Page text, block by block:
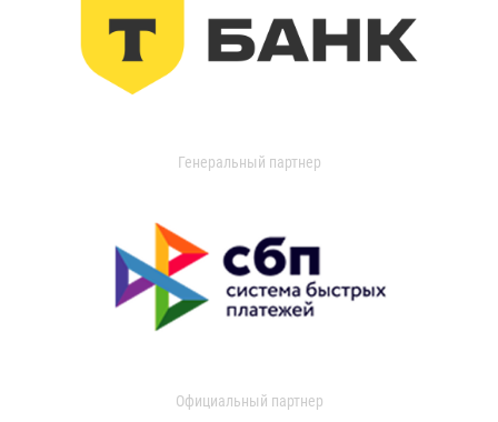
Генеральный партнер
Официальный партнер